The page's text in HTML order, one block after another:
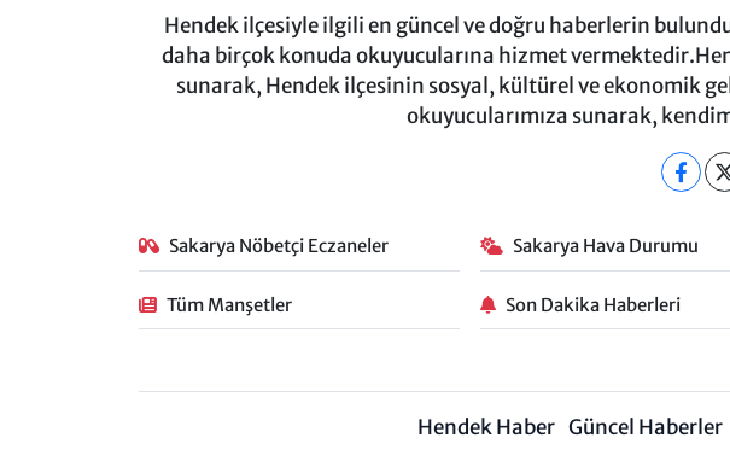
Hendek ilçesiyle ilgili en güncel ve doğru haberlerin
daha birçok konuda okuyucularına hizmet
sunarak, Hendek ilçesinin sosyal, kültürel ve ekonomik
okuyucularımıza sunarak,
Sakarya Nöbetçi Eczaneler Sakarya Hava Durumu
Tüm Manşetler Son Dakika Haberleri
Hendek Haber Güncel Haberler